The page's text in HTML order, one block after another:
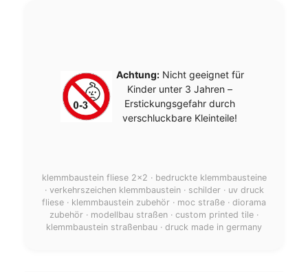
Achtung:Nicht geeignet für
Kinder unter 3 Jahren –
Erstickungsgefahr durch
verschluckbare Kleinteile!
klemmbaustein fliese 2x2 · bedruckte klemmbausteine
· verkehrszeichen klemmbaustein · schilder · uv druck
fliese · klemmbaustein zubehör · moc straße · diorama
zubehör · modellbau straßen · custom printed tile ·
klemmbaustein straßenbau · druck made in germany